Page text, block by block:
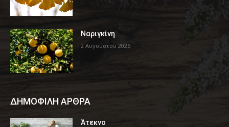
Ναριγκίνη
2 Αυγούστου 2026
ΔΗΜΟΦΙΛΗ ΑΡΘΡΑ
Άτεκνο